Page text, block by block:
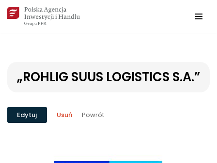
Przejdź
„ROHLIG SUUS LOGISTICS S.A.”
Edytuj Usuń Powrót